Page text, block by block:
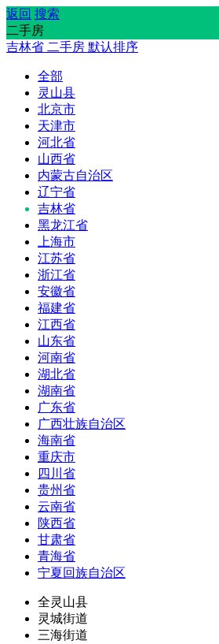
返回 搜索
二手房
吉林省 二手房 默认排序
全部
灵山县
北京市
天津市
河北省
山西省
内蒙古自治区
辽宁省
吉林省
黑龙江省
上海市
江苏省
浙江省
安徽省
福建省
江西省
山东省
河南省
湖北省
湖南省
广东省
广西壮族自治区
海南省
重庆市
四川省
贵州省
云南省
陕西省
甘肃省
青海省
宁夏回族自治区
全灵山县
灵城街道
三海街道